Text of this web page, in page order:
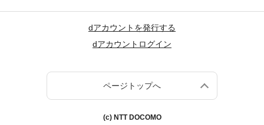
dアカウントを発行する
dアカウントログイン
ページトップへ
(c) NTT DOCOMO